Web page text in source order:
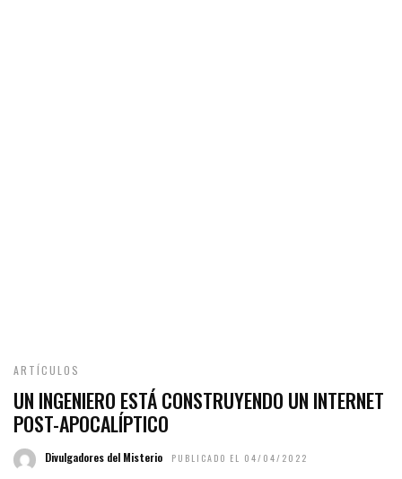
ARTÍCULOS
UN INGENIERO ESTÁ CONSTRUYENDO UN INTERNET
POST-APOCALÍPTICO
Divulgadores del Misterio PUBLICADO EL 04/04/2022